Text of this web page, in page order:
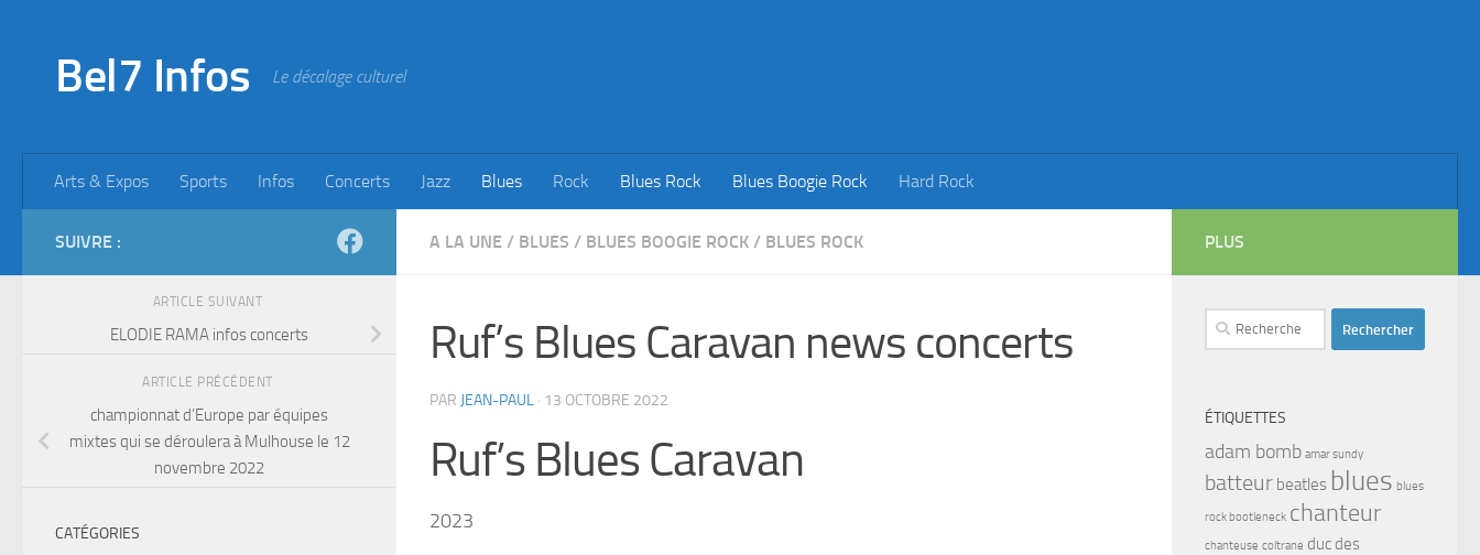
Bel7 Infos Le décalage culturel
Arts & Expos Sports Infos Concerts Jazz Blues Rock Blues Rock Blues Boogie Rock Hard Rock
A LA UNE / BLUES / BLUES BOOGIE ROCK / BLUES ROCK
Ruf’s Blues Caravan news concerts
PAR JEAN-PAUL · 13 OCTOBRE 2022
Ruf’s Blues Caravan
2023
SUIVRE :
ARTICLE SUIVANT
ELODIE RAMA infos concerts
ARTICLE PRÉCÉDENT
championnat d’Europe par équipes
mixtes qui se déroulera à Mulhouse le 12
novembre 2022
CATÉGORIES
PLUS
Rechercher :
ÉTIQUETTES
adam bomb amar sundy
batteur beatles blues blues
rock bootleneck chanteur
chanteuse coltrane duc des